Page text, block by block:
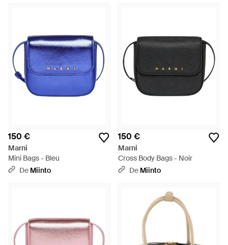
espiègles et pratiques. Confectionnés dans des matériaux
luxueux et résistants et disponibles dans plusieurs formes et
tailles, les sacs porté épaule de Marni sont un investissement
qui vous suivra pendant des années.
150 €
Marni
Mini Bags - Bleu
De Miinto
150 €
Marni
Cross Body Bags - Noir
De Miinto